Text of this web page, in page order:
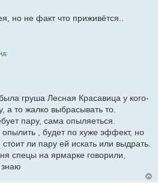
но не факт что приживётся..
груша Лесная Красавица у кого-
а то жалко выбрасывать то.
пару, сама опыляеться.
, будет по хуже эффект, но
стоит ли пару ей искать или выдрать.
спецы на ярмарке говорили,